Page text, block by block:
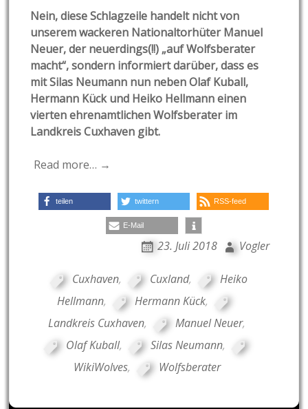
Nein, diese Schlagzeile handelt nicht von
unserem wackeren Nationaltorhüter Manuel
Neuer, der neuerdings(!!) „auf Wolfsberater
macht“, sondern informiert darüber, dass es
mit Silas Neumann nun neben Olaf Kuball,
Hermann Kück und Heiko Hellmann einen
vierten ehrenamtlichen Wolfsberater im
Landkreis Cuxhaven gibt.
Read more… →
teilen twittern RSS-feed
E-Mail
23. Juli 2018 Vogler
Cuxhaven, Cuxland,
Heiko
Hellmann, Hermann Kück,
Landkreis Cuxhaven, Manuel Neuer,
Olaf Kuball, Silas Neumann,
WikiWolves, Wolfsberater